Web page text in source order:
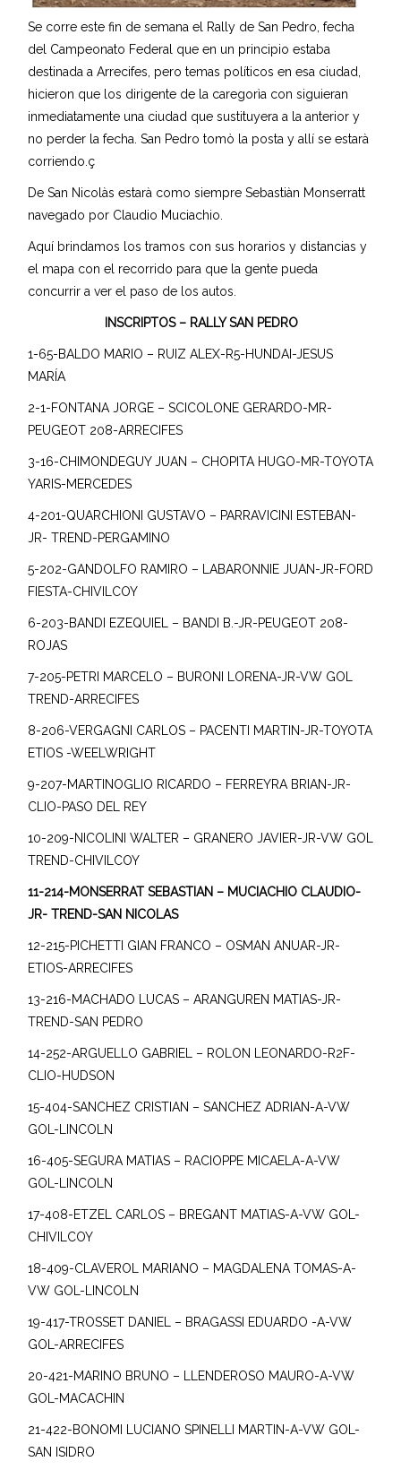
Se corre este fin de semana el Rally de San Pedro, fecha
del Campeonato Federal que en un principio estaba
destinada a Arrecifes, pero temas políticos en esa ciudad,
hicieron que los dirigente de la caregorìa con siguieran
inmediatamente una ciudad que sustituyera a la anterior y
no perder la fecha. San Pedro tomò la posta y allí se estarà
corriendo.ç
De San Nicolàs estarà como siempre Sebastiàn Monserratt
navegado por Claudio Muciachio.
Aquí brindamos los tramos con sus horarios y distancias y
el mapa con el recorrido para que la gente pueda
concurrir a ver el paso de los autos.
INSCRIPTOS – RALLY SAN PEDRO
1-65-BALDO MARIO – RUIZ ALEX-R5-HUNDAI-JESUS
MARÍA
2-1-FONTANA JORGE – SCICOLONE GERARDO-MR-
PEUGEOT 208-ARRECIFES
3-16-CHIMONDEGUY JUAN – CHOPITA HUGO-MR-TOYOTA
YARIS-MERCEDES
4-201-QUARCHIONI GUSTAVO – PARRAVICINI ESTEBAN-
JR- TREND-PERGAMINO
5-202-GANDOLFO RAMIRO – LABARONNIE JUAN-JR-FORD
FIESTA-CHIVILCOY
6-203-BANDI EZEQUIEL – BANDI B.-JR-PEUGEOT 208-
ROJAS
7-205-PETRI MARCELO – BURONI LORENA-JR-VW GOL
TREND-ARRECIFES
8-206-VERGAGNI CARLOS – PACENTI MARTIN-JR-TOYOTA
ETIOS -WEELWRIGHT
9-207-MARTINOGLIO RICARDO – FERREYRA BRIAN-JR-
CLIO-PASO DEL REY
10-209-NICOLINI WALTER – GRANERO JAVIER-JR-VW GOL
TREND-CHIVILCOY
11-214-MONSERRAT SEBASTIAN – MUCIACHIO CLAUDIO-
JR- TREND-SAN NICOLAS
12-215-PICHETTI GIAN FRANCO – OSMAN ANUAR-JR-
ETIOS-ARRECIFES
13-216-MACHADO LUCAS – ARANGUREN MATIAS-JR-
TREND-SAN PEDRO
14-252-ARGUELLO GABRIEL – ROLON LEONARDO-R2F-
CLIO-HUDSON
15-404-SANCHEZ CRISTIAN – SANCHEZ ADRIAN-A-VW
GOL-LINCOLN
16-405-SEGURA MATIAS – RACIOPPE MICAELA-A-VW
GOL-LINCOLN
17-408-ETZEL CARLOS – BREGANT MATIAS-A-VW GOL-
CHIVILCOY
18-409-CLAVEROL MARIANO – MAGDALENA TOMAS-A-
VW GOL-LINCOLN
19-417-TROSSET DANIEL – BRAGASSI EDUARDO -A-VW
GOL-ARRECIFES
20-421-MARINO BRUNO – LLENDEROSO MAURO-A-VW
GOL-MACACHIN
21-422-BONOMI LUCIANO SPINELLI MARTIN-A-VW GOL-
SAN ISIDRO